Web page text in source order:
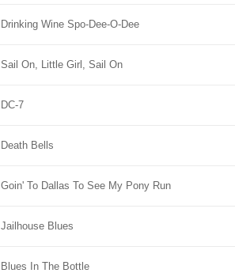
Drinking Wine Spo-Dee-O-Dee
Sail On, Little Girl, Sail On
DC-7
Death Bells
Goin' To Dallas To See My Pony Run
Jailhouse Blues
Blues In The Bottle